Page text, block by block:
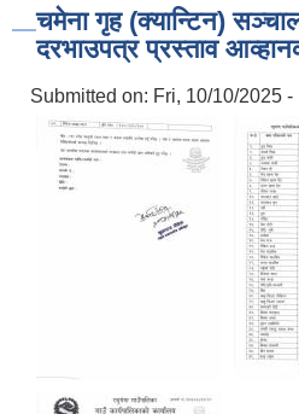
चमेना गृह (क्यान्टिन)
दरभाउपत्र प्रस्ताव
Submitted on: Fri, 10/10/2025 -